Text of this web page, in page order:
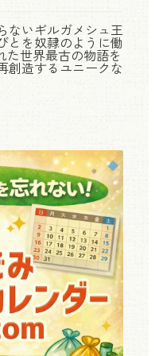
ないギルガメシュ王
とを奴隷のように働
世界最古の物語を
創造するユニークな